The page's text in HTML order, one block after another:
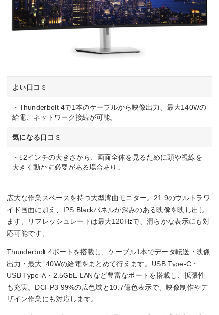
よい口コミ
・Thunderbolt 4で1本のケーブルから映像出力、最大140Wの
給電、ネットワーク接続が可能。
気になる口コミ
・52インチの大きさから、画面全体を見るために頭や視線を
大きく動かす必要がある場合あり。
広大な作業スペースを持つ大型湾曲モニター。21:9のウルトラワ
イド画面に加え、IPS Blackパネルが深みのある映像を映し出し
ます。リフレッシュレートは最大120Hzで、滑らかな表示にも対
応可能です。
Thunderbolt 4ポートを搭載し、ケーブル1本でデータ転送・映像
出力・最大140Wの給電をまとめて行えます。USB Type-C・
USB Type-A・2.5GbE LANなど豊富なポートを搭載し、拡張性
も充実。DCI-P3 99%の広色域と10.7億色表示で、映像制作やデ
ザイン作業にも対応します。